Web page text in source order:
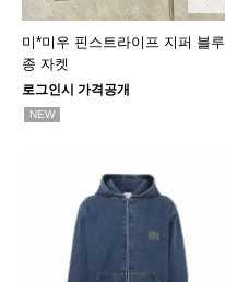
미*미우 핀스트라이프 지퍼 블루
종 자켓
로그인시 가격공개
NEW